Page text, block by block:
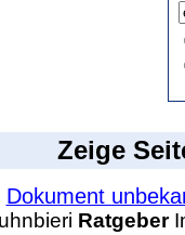
Zeige
Dokument
Ratgeber